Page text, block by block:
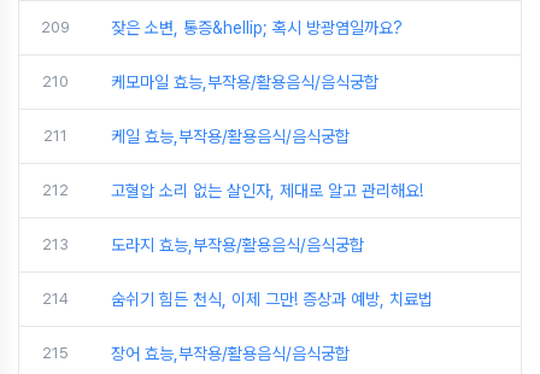
209 잦은 소변, 통증&hellip; 혹시 방광염일까요?
210 케모마일 효능,부작용/활용음식/음식궁합
211 케일 효능,부작용/활용음식/음식궁합
212 고혈압 소리 없는 살인자, 제대로 알고 관리해요!
213 도라지 효능,부작용/활용음식/음식궁합
214 숨쉬기 힘든 천식, 이제 그만! 증상과 예방, 치료법
215 장어 효능,부작용/활용음식/음식궁합